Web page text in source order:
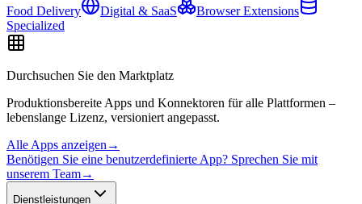
Food Delivery
Digital & SaaS
Browser Extensions
Specialized
Durchsuchen Sie den Marktplatz
Produktionsbereite Apps und Konnektoren für alle Plattformen –
lebenslange Lizenz, versioniert angepasst.
Alle Apps anzeigen →
Benötigen Sie eine benutzerdefinierte App? Sprechen Sie mit
unserem Team→
Dienstleistungen